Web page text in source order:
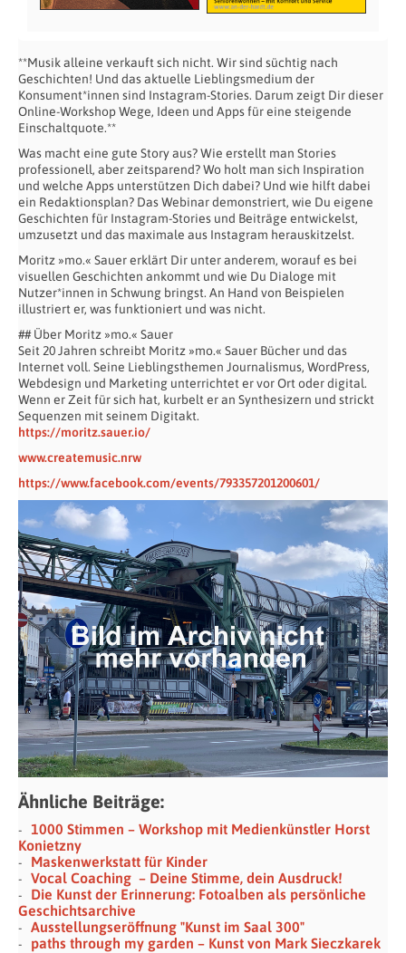
**Musik alleine verkauft sich nicht. Wir sind süchtig nach
Geschichten! Und das aktuelle Lieblingsmedium der
Konsument*innen sind Instagram-Stories. Darum zeigt Dir dieser
Online-Workshop Wege, Ideen und Apps für eine steigende
Einschaltquote.**
Was macht eine gute Story aus? Wie erstellt man Stories
professionell, aber zeitsparend? Wo holt man sich Inspiration
und welche Apps unterstützen Dich dabei? Und wie hilft dabei
ein Redaktionsplan? Das Webinar demonstriert, wie Du eigene
Geschichten für Instagram-Stories und Beiträge entwickelst,
umzusetzt und das maximale aus Instagram herauskitzelst.
Moritz »mo.« Sauer erklärt Dir unter anderem, worauf es bei
visuellen Geschichten ankommt und wie Du Dialoge mit
Nutzer*innen in Schwung bringst. An Hand von Beispielen
illustriert er, was funktioniert und was nicht.
## Über Moritz »mo.« Sauer
Seit 20 Jahren schreibt Moritz »mo.« Sauer Bücher und das
Internet voll. Seine Lieblingsthemen Journalismus, WordPress,
Webdesign und Marketing unterrichtet er vor Ort oder digital.
Wenn er Zeit für sich hat, kurbelt er an Synthesizern und strickt
Sequenzen mit seinem Digitakt.
https://moritz.sauer.io/
www.createmusic.nrw
https://www.facebook.com/events/793357201200601/
Ähnliche Beiträge:
1000 Stimmen – Workshop mit Medienkünstler Horst
Konietzny
Maskenwerkstatt für Kinder
Vocal Coaching – Deine Stimme, dein Ausdruck!
Die Kunst der Erinnerung: Fotoalben als persönliche
Geschichtsarchive
Ausstellungseröffnung "Kunst im Saal 300"
paths through my garden – Kunst von Mark Sieczkarek